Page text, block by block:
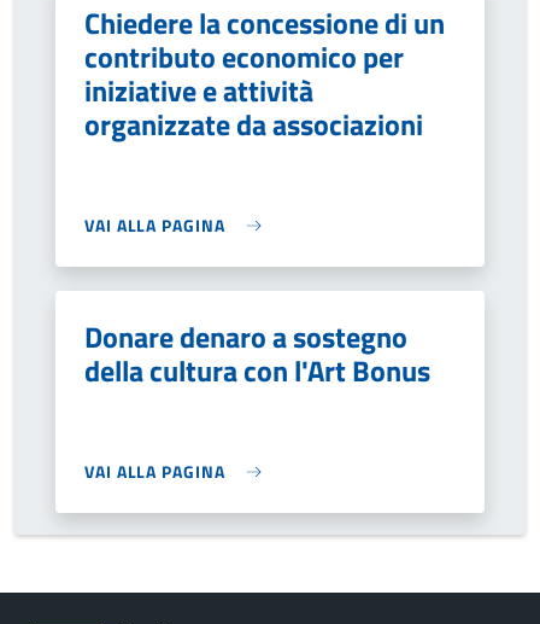
Chiedere la concessione di un
contributo economico per
iniziative e attività
organizzate da associazioni
VAI ALLA PAGINA
Donare denaro a sostegno
della cultura con l'Art Bonus
VAI ALLA PAGINA